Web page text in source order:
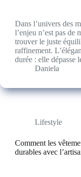
Dans l’univers des
l’enjeu n’est pas de
trouver le juste
raffinement.
durée : elle dépasse
Daniela
Lifestyle
Comment les
durables avec